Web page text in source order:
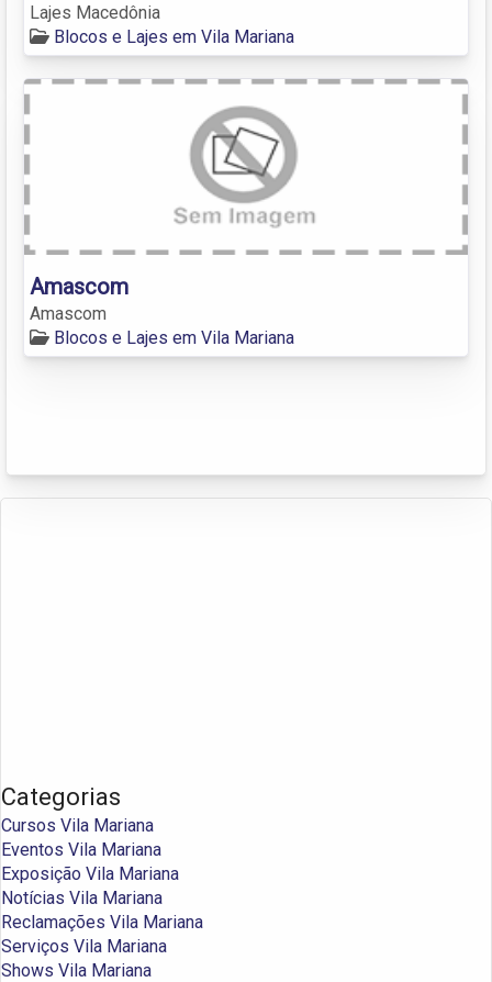
Lajes Macedônia
Blocos e Lajes em Vila Mariana
Amascom
Amascom
Blocos e Lajes em Vila Mariana
Categorias
Cursos Vila Mariana
Eventos Vila Mariana
Exposição Vila Mariana
Notícias Vila Mariana
Reclamações Vila Mariana
Serviços Vila Mariana
Shows Vila Mariana